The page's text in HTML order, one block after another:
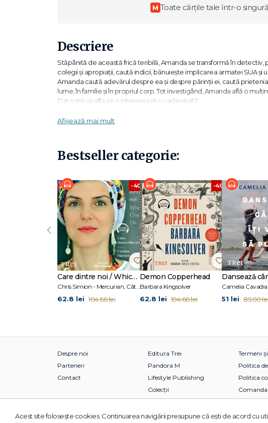
M Toate cărțile tale într-o
Descriere
Stăpânită de această frică teribilă, Amanda se transformă în detectiv,
colegii și apropiații, caută indicii, bănuiește implicarea armatei SUA
Amanda caută adevărul despre ea și despre părinții ei, caută
lume, în familie și în propriul corp. Tot investigând, Amanda află o
Dar oare va afla ce o interesează cu adevărat?
Despre autor:
Din dorinţa lui de a apropia oamenii de poezie și de a-i scăpa de
de poezie. Acum, acest prim volum de proză nu vrea să scape
Romanul așteaptă să fie deschis de oameni deschiși, criticat de critici,
Afișează mai mult
Bestseller categorie:
-40%
Care dintre noi / Which One of Us
Chris Simion - Mercurian, Cătălina Flămînzeanu
62.8 lei 104.66 lei
-40%
Demon Copperhead
Barbara Kingsolver
62.8 lei 104.66 lei
Camelia Cavadia
51 lei 85.00
‹
Despre noi
Parteneri
Contact
Editura Trei
Pandora M
Lifestyle Publishing
Colecții
Termeni
Politica
Politica
© 2026 Grupul Editorial TREI. Toate drepturile rezervate.
Acest site foloseşte cookies. Continuarea navigării presupune că eşti de acord cu